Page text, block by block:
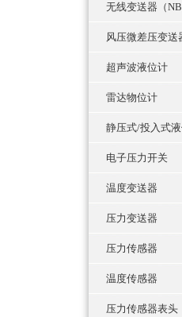
无线变送器（
风压微差压变送
超声波液位计
雷达物位计
静压式/投入式
电子压力开关
温度变送器
压力变送器
压力传感器
温度传感器
压力传感器表头